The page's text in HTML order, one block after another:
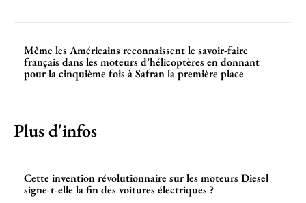
Même les Américains reconnaissent le savoir-faire
français dans les moteurs d’hélicoptères en donnant
pour la cinquième fois à Safran la première place
Plus d'infos
Cette invention révolutionnaire sur les moteurs Diesel
signe-t-elle la fin des voitures électriques ?